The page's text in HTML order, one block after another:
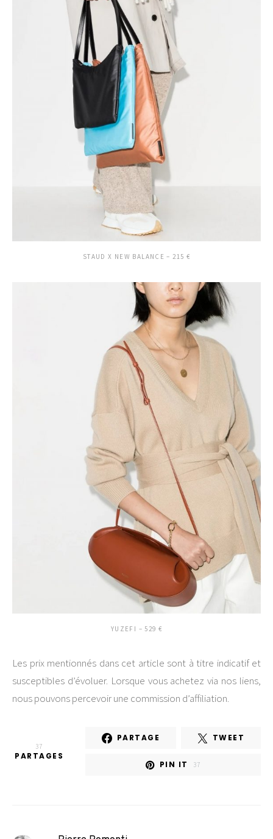
STAUD X NEW BALANCE – 215 €
YUZEFI – 529 €
Les prix mentionnés dans cet article sont à titre indicatif et
susceptibles d’évoluer. Lorsque vous achetez via nos liens,
nous pouvons percevoir une commission d’affiliation.
37
PARTAGES
PARTAGE TWEET
PIN IT 37